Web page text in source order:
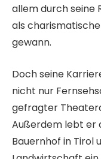
allem durch seine
als
gewann.
Doch seine
nicht nur
gefragter
Außerdem lebt er
Bauernhof in Tirol